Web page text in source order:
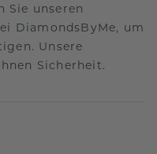
Sie unseren
DiamondsByMe, um
Unsere
Sicherheit.